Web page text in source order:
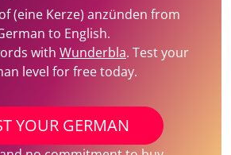
(eine Kerze) anzünden from
to English.
with Wunderbla. Test your
level for free today.
YOUR GERMAN